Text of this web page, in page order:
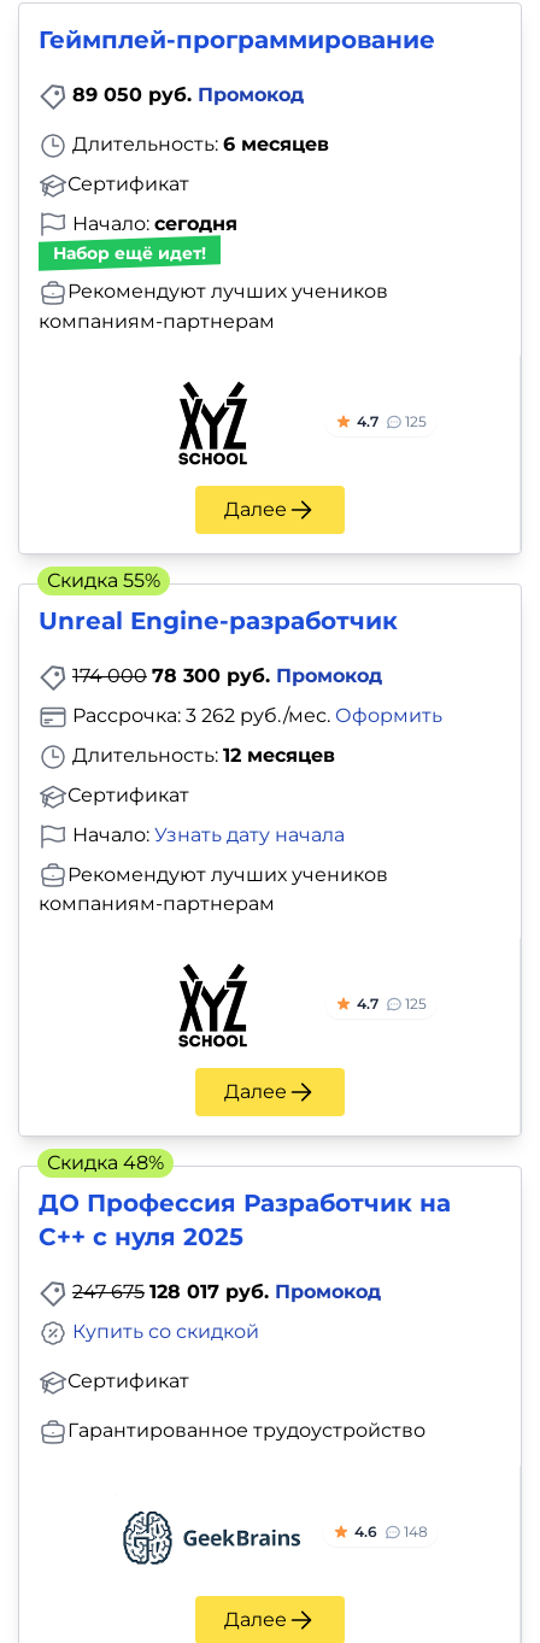
Геймплей-программирование
89 050 руб. Промокод
Длительность: 6 месяцев
Сертификат
Начало: сегодня
Набор ещё идет!
Рекомендуют лучших учеников
компаниям-партнерам
4.7 125
Далее
Unreal Engine-разработчик
174 000 78 300 руб. Промокод
Длительность: 12 месяцев
Сертификат
Рассрочка: 3 262 руб./мес. Оформить
Начало: Узнать дату начала
Рекомендуют лучших учеников
компаниям-партнерам
4.7 125
Далее
Скидка 55%
ДО Профессия Разработчик на
C++ с нуля 2025
247 675 128 017 руб. Промокод
Сертификат
Купить со скидкой
Гарантированное трудоустройство
4.6 148
Далее
Скидка 48%